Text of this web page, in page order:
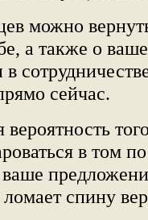
можно
а также о
в
сейчас.
в том
спину